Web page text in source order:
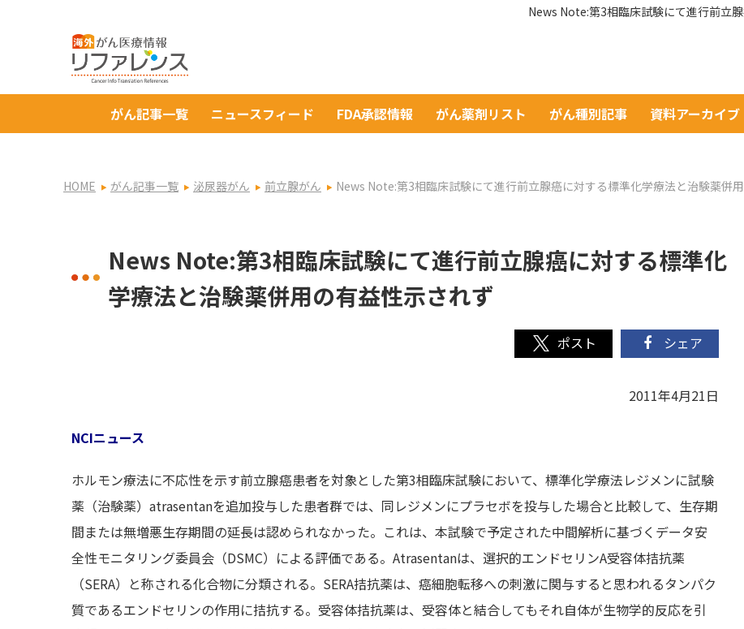
News Note:第3相臨床試験にて進行前立
がん記事一覧 ニュースフィード FDA承認情報 がん薬剤リスト がん種別記事 資料アーカイブ
HOME がん記事一覧 泌尿器がん 前立腺がん News Note:第3相臨床試験にて進行前立腺癌に対する標準化学療法と治験薬併
News Note:第3相臨床試験にて進行前立腺癌に対する標準化
学療法と治験薬併用の有益性示されず
シェア
2011年4月21日
NCIニュース
ホルモン療法に不応性を示す前立腺癌患者を対象とした第3相臨床試験において、標準化学療法レジメンに試験
薬（治験薬）atrasentanを追加投与した患者群では、同レジメンにプラセボを投与した場合と比較して、生存期
間または無増悪生存期間の延長は認められなかった。これは、本試験で予定された中間解析に基づくデータ安
全性モニタリング委員会（DSMC）による評価である。Atrasentanは、選択的エンドセリンA受容体拮抗薬
（SERA）と称される化合物に分類される。SERA拮抗薬は、癌細胞転移への刺激に関与すると思われるタンパク
質であるエンドセリンの作用に拮抗する。受容体拮抗薬は、受容体と結合してもそれ自体が生物学的反応を引